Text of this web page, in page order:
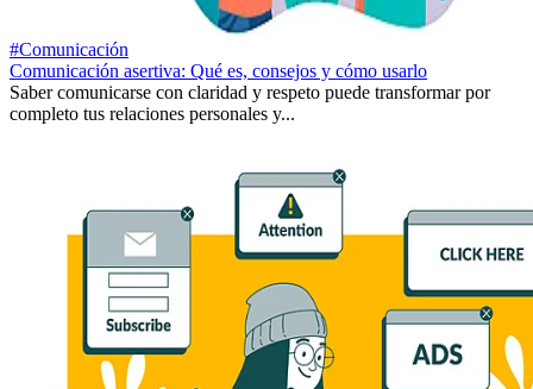
#Comunicación
Comunicación asertiva: Qué es, consejos y cómo usarlo
Saber comunicarse con claridad y respeto puede transformar por
completo tus relaciones personales y...